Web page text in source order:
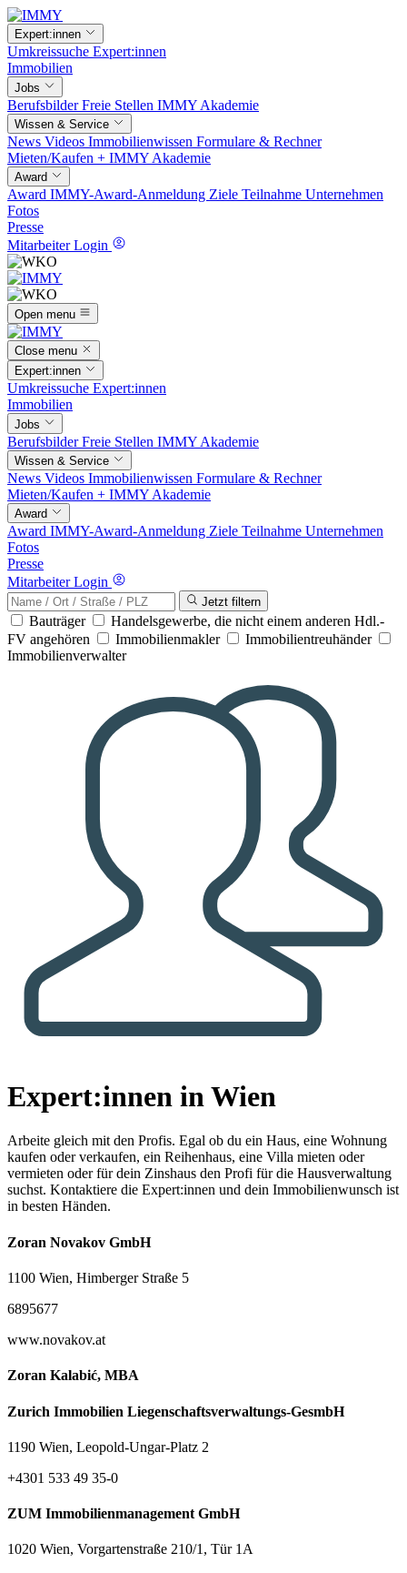
Expert:innen
Umkreissuche Expert:innen
Immobilien
Jobs
BerufsbilderFreie Stellen IMMY Akademie
Wissen & Service
News Videos Immobilienwissen Formulare & Rechner
Mieten/Kaufen + IMMY Akademie
Award
Award IMMY-Award-Anmeldung Ziele Teilnahme Unternehmen
Fotos
Presse
Mitarbeiter Login
Open menu
Close menu
Expert:innen
Umkreissuche Expert:innen
Immobilien
Jobs
BerufsbilderFreie Stellen IMMY Akademie
Wissen & Service
News Videos Immobilienwissen Formulare & Rechner
Mieten/Kaufen + IMMY Akademie
Award
Award IMMY-Award-Anmeldung Ziele Teilnahme Unternehmen
Fotos
Presse
Mitarbeiter Login
Jetzt filtern
Bauträger
Handelsgewerbe, die nicht einem anderen Hdl.-
FV angehören
Immobilienmakler
Immobilientreuhänder
Immobilienverwalter
Expert:innen in Wien
Arbeite gleich mit den Profis. Egal ob du ein Haus, eine Wohnung
kaufen oder verkaufen, ein Reihenhaus, eine Villa mieten oder
vermieten oder für dein Zinshaus den Profi für die Hausverwaltung
suchst. Kontaktiere die Expert:innen und dein Immobilienwunsch ist
in besten Händen.
Zoran Novakov GmbH
1100 Wien, Himberger Straße 5
6895677
www.novakov.at
Zoran Kalabić, MBA
Zurich Immobilien Liegenschaftsverwaltungs-GesmbH
1190 Wien, Leopold-Ungar-Platz 2
+4301 533 49 35-0
ZUM Immobilienmanagement GmbH
1020 Wien, Vorgartenstraße 210/1, Tür 1A